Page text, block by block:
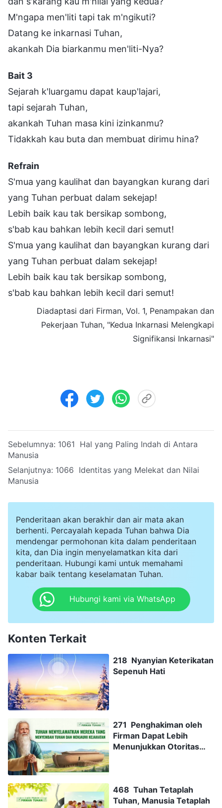
M'ngapa men'liti tapi tak m'ngikuti?
Datang ke inkarnasi Tuhan,
akankah Dia biarkanmu men'liti-Nya?
Bait 3
Sejarah k'luargamu dapat kaup'lajari,
tapi sejarah Tuhan,
akankah Tuhan masa kini izinkanmu?
Tidakkah kau buta dan membuat dirimu hina?
Refrain
S'mua yang kaulihat dan bayangkan kurang dari
yang Tuhan perbuat dalam sekejap!
Lebih baik kau tak bersikap sombong,
s'bab kau bahkan lebih kecil dari semut!
S'mua yang kaulihat dan bayangkan kurang dari
yang Tuhan perbuat dalam sekejap!
Lebih baik kau tak bersikap sombong,
s'bab kau bahkan lebih kecil dari semut!
Diadaptasi dari Firman, Vol. 1, Penampakan dan
Pekerjaan Tuhan, "Kedua Inkarnasi Melengkapi
Signifikansi Inkarnasi"
Sebelumnya: 1061 Hal yang Paling Indah di Antara
Manusia
Selanjutnya: 1066 Identitas yang Melekat dan Nilai
Manusia
Penderitaan akan berakhir dan air mata akan
berhenti. Percayalah kepada Tuhan bahwa Dia
mendengar permohonan kita dalam penderitaan
kita, dan Dia ingin menyelamatkan kita dari
penderitaan. Hubungi kami untuk memahami
kabar baik tentang keselamatan Tuhan.
Hubungi kami via WhatsApp
Konten Terkait
218 Nyanyian Keterikatan
Sepenuh Hati
271 Penghakiman oleh
Firman Dapat Lebih
Menunjukkan Otoritas
468 Tuhan Tetaplah
Tuhan, Manusia Tetaplah